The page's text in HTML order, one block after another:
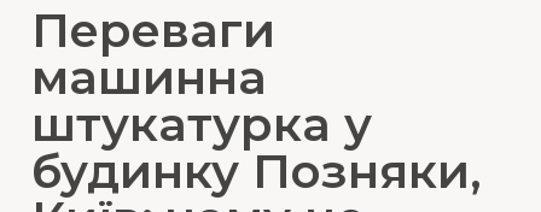
Переваги
машинна
штукатурка у
будинку Позняки,